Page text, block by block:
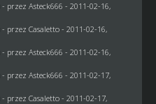
- przez Asteck666 - 2011-02-16,
- przez Casaletto- 2011-02-16,
- przez Asteck666 - 2011-02-16,
- przez Asteck666 - 2011-02-17,
- przez Casaletto- 2011-02-17,